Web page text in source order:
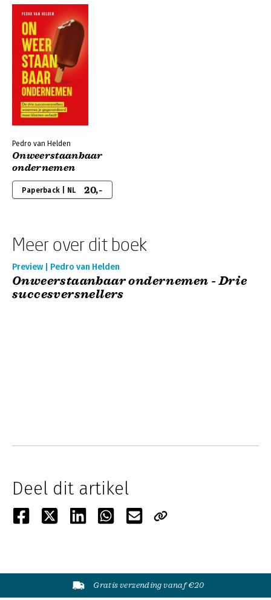
Pedro van Helden
Onweerstaanbaar
ondernemen
Paperback | NL 20,-
Meer over dit boek
Preview | Pedro van Helden
Onweerstaanbaar ondernemen - Drie
succesversnellers
Deel dit artikel
Gratis verzending vanaf €20